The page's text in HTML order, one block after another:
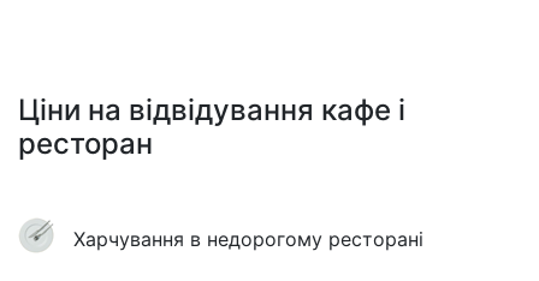
Ціни на відвідування кафе і
ресторан
Харчування в недорогому ресторані